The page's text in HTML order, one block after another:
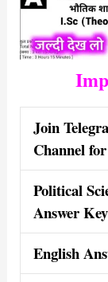
Join
Channel
Political
Answer Key
English